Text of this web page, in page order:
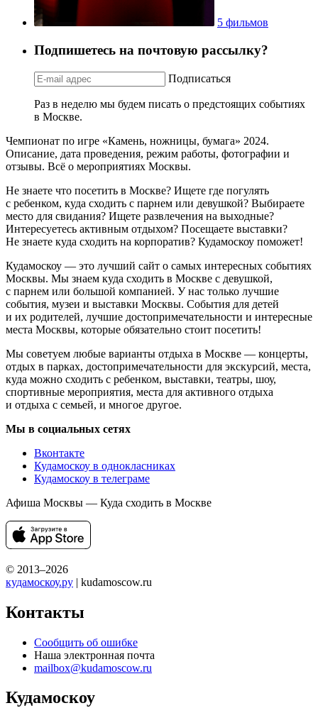
5 фильмов
Подпишетесь на почтовую рассылку?
Подписаться
Раз в неделю мы будем писать о предстоящих событиях
в Москве.
Чемпионат по игре «Камень, ножницы, бумага» 2024.
Описание, дата проведения, режим работы, фотографии и
отзывы. Всё о мероприятиях Москвы.
Не знаете что посетить в Москве? Ищете где погулять
с ребенком, куда сходить с парнем или девушкой? Выбираете
место для свидания? Ищете развлечения на выходные?
Интересуетесь активным отдыхом? Посещаете выставки?
Не знаете куда сходить на корпоратив? Кудамоскоу поможет!
Кудамоскоу — это лучший сайт о самых интересных событиях
Москвы. Мы знаем куда сходить в Москве с девушкой,
с парнем или большой компанией. У нас только лучшие
события, музеи и выставки Москвы. События для детей
и их родителей, лучшие достопримечательности и интересные
места Москвы, которые обязательно стоит посетить!
Мы советуем любые варианты отдыха в Москве — концерты,
отдых в парках, достопримечательности для экскурсий, места,
куда можно сходить с ребенком, выставки, театры, шоу,
спортивные мероприятия, места для активного отдыха
и отдыха с семьей, и многое другое.
Мы в социальных сетях
Вконтакте
Кудамоскоу в однокласниках
Кудамоскоу в телеграме
Афиша Москвы — Куда сходить в Москве
© 2013–2026
кудамоскоу.ру | kudamoscow.ru
Контакты
Сообщить об ошибке
Наша электронная почта
mailbox@kudamoscow.ru
Кудамоскоу